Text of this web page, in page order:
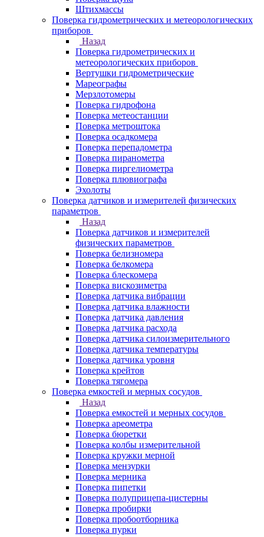
Штихмассы
Поверка гидрометрических и метеорологических
приборов
Назад
Поверка гидрометрических и
метеорологических приборов
Вертушки гидрометрические
Мареографы
Мерзлотомеры
Поверка гидрофона
Поверка метеостанции
Поверка метроштока
Поверка осадкомера
Поверка перепадометра
Поверка пиранометра
Поверка пиргелиометра
Поверка плювиографа
Эхолоты
Поверка датчиков и измерителей физических
параметров
Назад
Поверка датчиков и измерителей
физических параметров
Поверка белизномера
Поверка белкомера
Поверка блескомера
Поверка вискозиметра
Поверка датчика вибрации
Поверка датчика влажности
Поверка датчика давления
Поверка датчика расхода
Поверка датчика силоизмерительного
Поверка датчика температуры
Поверка датчика уровня
Поверка крейтов
Поверка тягомера
Поверка емкостей и мерных сосудов
Назад
Поверка емкостей и мерных сосудов
Поверка ареометра
Поверка бюретки
Поверка колбы измерительной
Поверка кружки мерной
Поверка мензурки
Поверка мерника
Поверка пипетки
Поверка полуприцепа-цистерны
Поверка пробирки
Поверка пробоотборника
Поверка пурки